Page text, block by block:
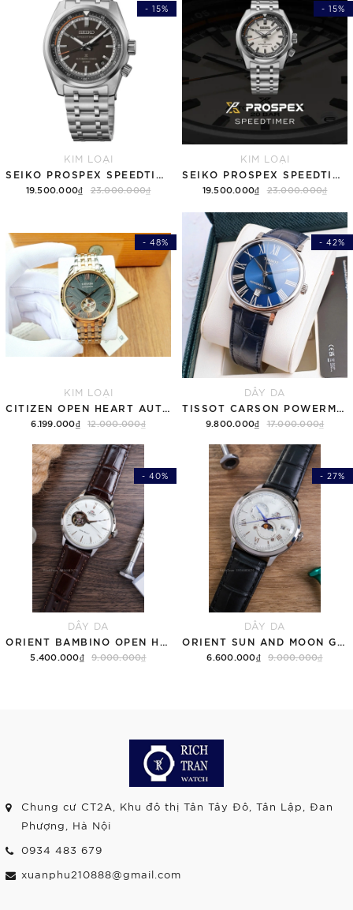
- 15%
KIM LOẠI
19.500.000₫ 23.000.000₫
- 15%
KIM LOẠI
19.500.000₫ 23.000.000₫
- 48%
KIM LOẠI
6.199.000₫ 12.000.000₫
- 42%
DÂY DA
9.800.000₫ 17.000.000₫
- 40%
DÂY DA
5.400.000₫ 9.000.000₫
- 27%
DÂY DA
6.600.000₫ 9.000.000₫
Chung cư CT2A, Khu đô thị Tân Tây Đô, Tân Lập, Đan
Phượng, Hà Nội
0934 483 679
xuanphu210888@gmail.com